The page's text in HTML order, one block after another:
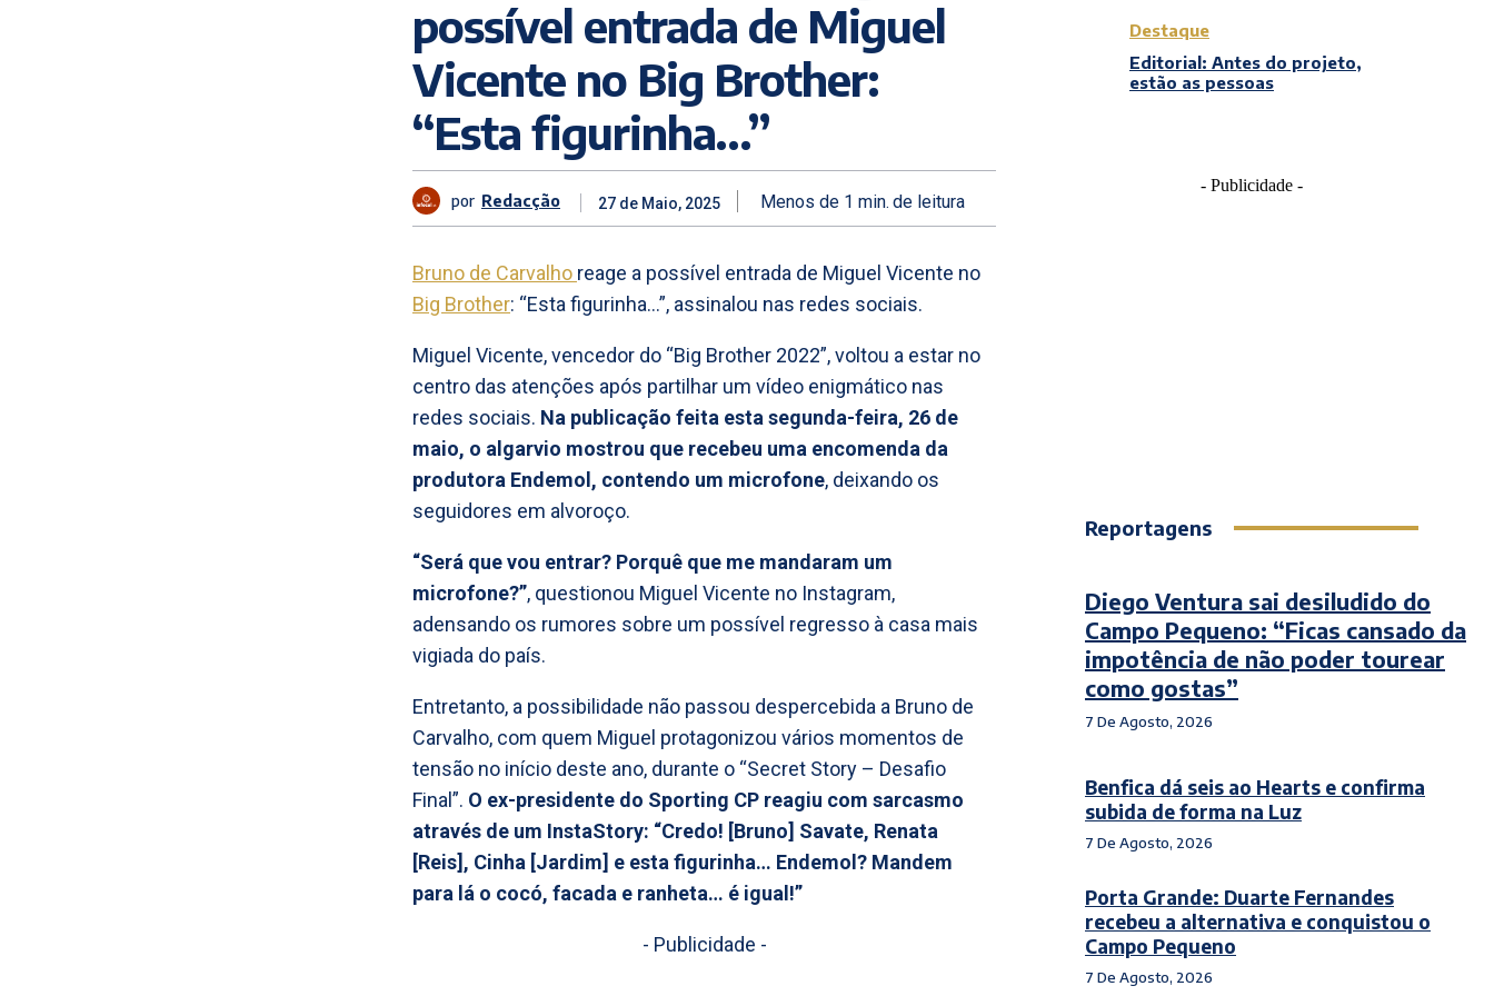
possível entrada de Miguel
Vicente no Big Brother:
“Esta figurinha…”
por Redacção 27 de Maio, 2025 Menos de 1 min. de leitura
Bruno de Carvalho reage a possível entrada de Miguel Vicente no
Big Brother: “Esta figurinha…”, assinalou nas redes sociais.
Miguel Vicente, vencedor do “Big Brother 2022”, voltou a estar no
centro das atenções após partilhar um vídeo enigmático nas
redes sociais. Na publicação feita esta segunda-feira, 26 de
maio, o algarvio mostrou que recebeu uma encomenda da
produtora Endemol, contendo um microfone, deixando os
seguidores em alvoroço.
“Será que vou entrar? Porquê que me mandaram um
microfone?”, questionou Miguel Vicente no Instagram,
adensando os rumores sobre um possível regresso à casa mais
vigiada do país.
Entretanto, a possibilidade não passou despercebida a Bruno de
Carvalho, com quem Miguel protagonizou vários momentos de
tensão no início deste ano, durante o “Secret Story – Desafio
Final”. O ex-presidente do Sporting CP reagiu com sarcasmo
através de um InstaStory: “Credo! [Bruno] Savate, Renata
[Reis], Cinha [Jardim] e esta figurinha… Endemol? Mandem
para lá o cocó, facada e ranheta… é igual!”
- Publicidade -
Destaque
Editorial: Antes do projeto,
estão as pessoas
- Publicidade -
Reportagens
Diego Ventura sai desiludido do
Campo Pequeno: “Ficas cansado da
impotência de não poder tourear
como gostas”
7 De Agosto, 2026
Benfica dá seis ao Hearts e confirma
subida de forma na Luz
7 De Agosto, 2026
Porta Grande: Duarte Fernandes
recebeu a alternativa e conquistou o
Campo Pequeno
7 De Agosto, 2026